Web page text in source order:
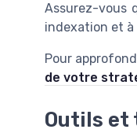
Assurez-vous
indexation et à
Pour
de votre
Outils et